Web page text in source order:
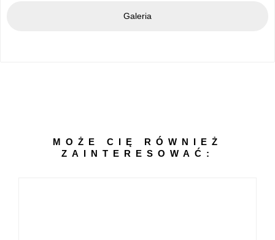
Galeria
MOŻE CIĘ RÓWNIEŻ
ZAINTERESOWAĆ: